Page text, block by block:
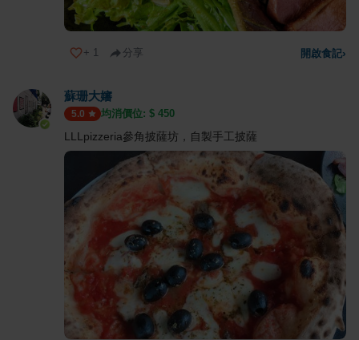
+ 1 分享 開啟食記›
蘇珊大嬸
5.0 均消價位: $ 450
LLLpizzeria參角披薩坊，自製手工披薩